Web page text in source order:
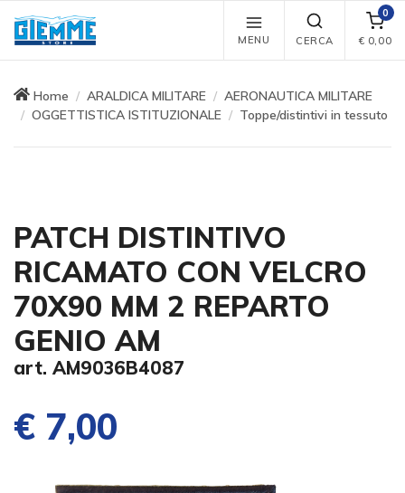
MENU CERCA
0
€ 0,00
Home ARALDICA MILITARE
AERONAUTICA MILITARE
OGGETTISTICA ISTITUZIONALE
Toppe/distintivi in tessuto
PATCH DISTINTIVO
RICAMATO CON VELCRO
70X90 MM 2 REPARTO
GENIO AM
art. AM9036B4087
€ 7,00